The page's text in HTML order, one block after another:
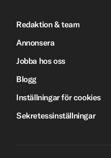
Redaktion & team
Annonsera
Jobba hos oss
Blogg
Inställningar för cookies
Sekretessinställningar